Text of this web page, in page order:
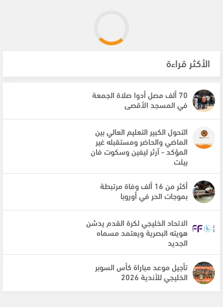
الأكثر قراءة
70 ألف مصل أدوا صلاة الجمعة
في المسجد الأقصى
التحول الكبير التعليم العالي بين
الماضي والحاضر ومستقبله غير
المؤكد - آرثر ليفين وسكوت فان
بيلت
أكثر من 16 ألف وفاة مرتبطة
بموجات الحر في أوروبا
الاتحاد الخليجي لكرة القدم يدشن
هويته البصرية ويعتمد مسماه
الجديد
تأجيل موعد مباراة كأس السوبر
الخليجي للأندية 2026